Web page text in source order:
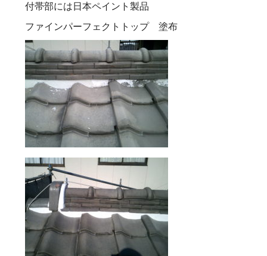
付帯部には日本ペイント製品
ファインパーフェクトトップ 塗布